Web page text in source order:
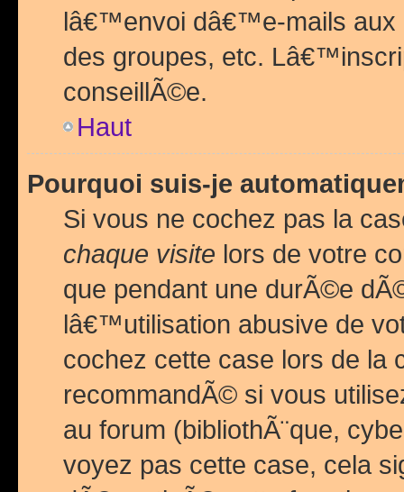
lâ€™envoi dâ€™e-mails
des groupes, etc.
conseillÃ©e.
Haut
Pourquoi suis-je
Si vous ne cochez pas la
chaque visite lors de votre
que pendant une durÃ©e
lâ€™utilisation abusive de
cochez cette case lors de
recommandÃ© si vous
au forum (bibliothÃ¨que,
voyez pas cette case, cela